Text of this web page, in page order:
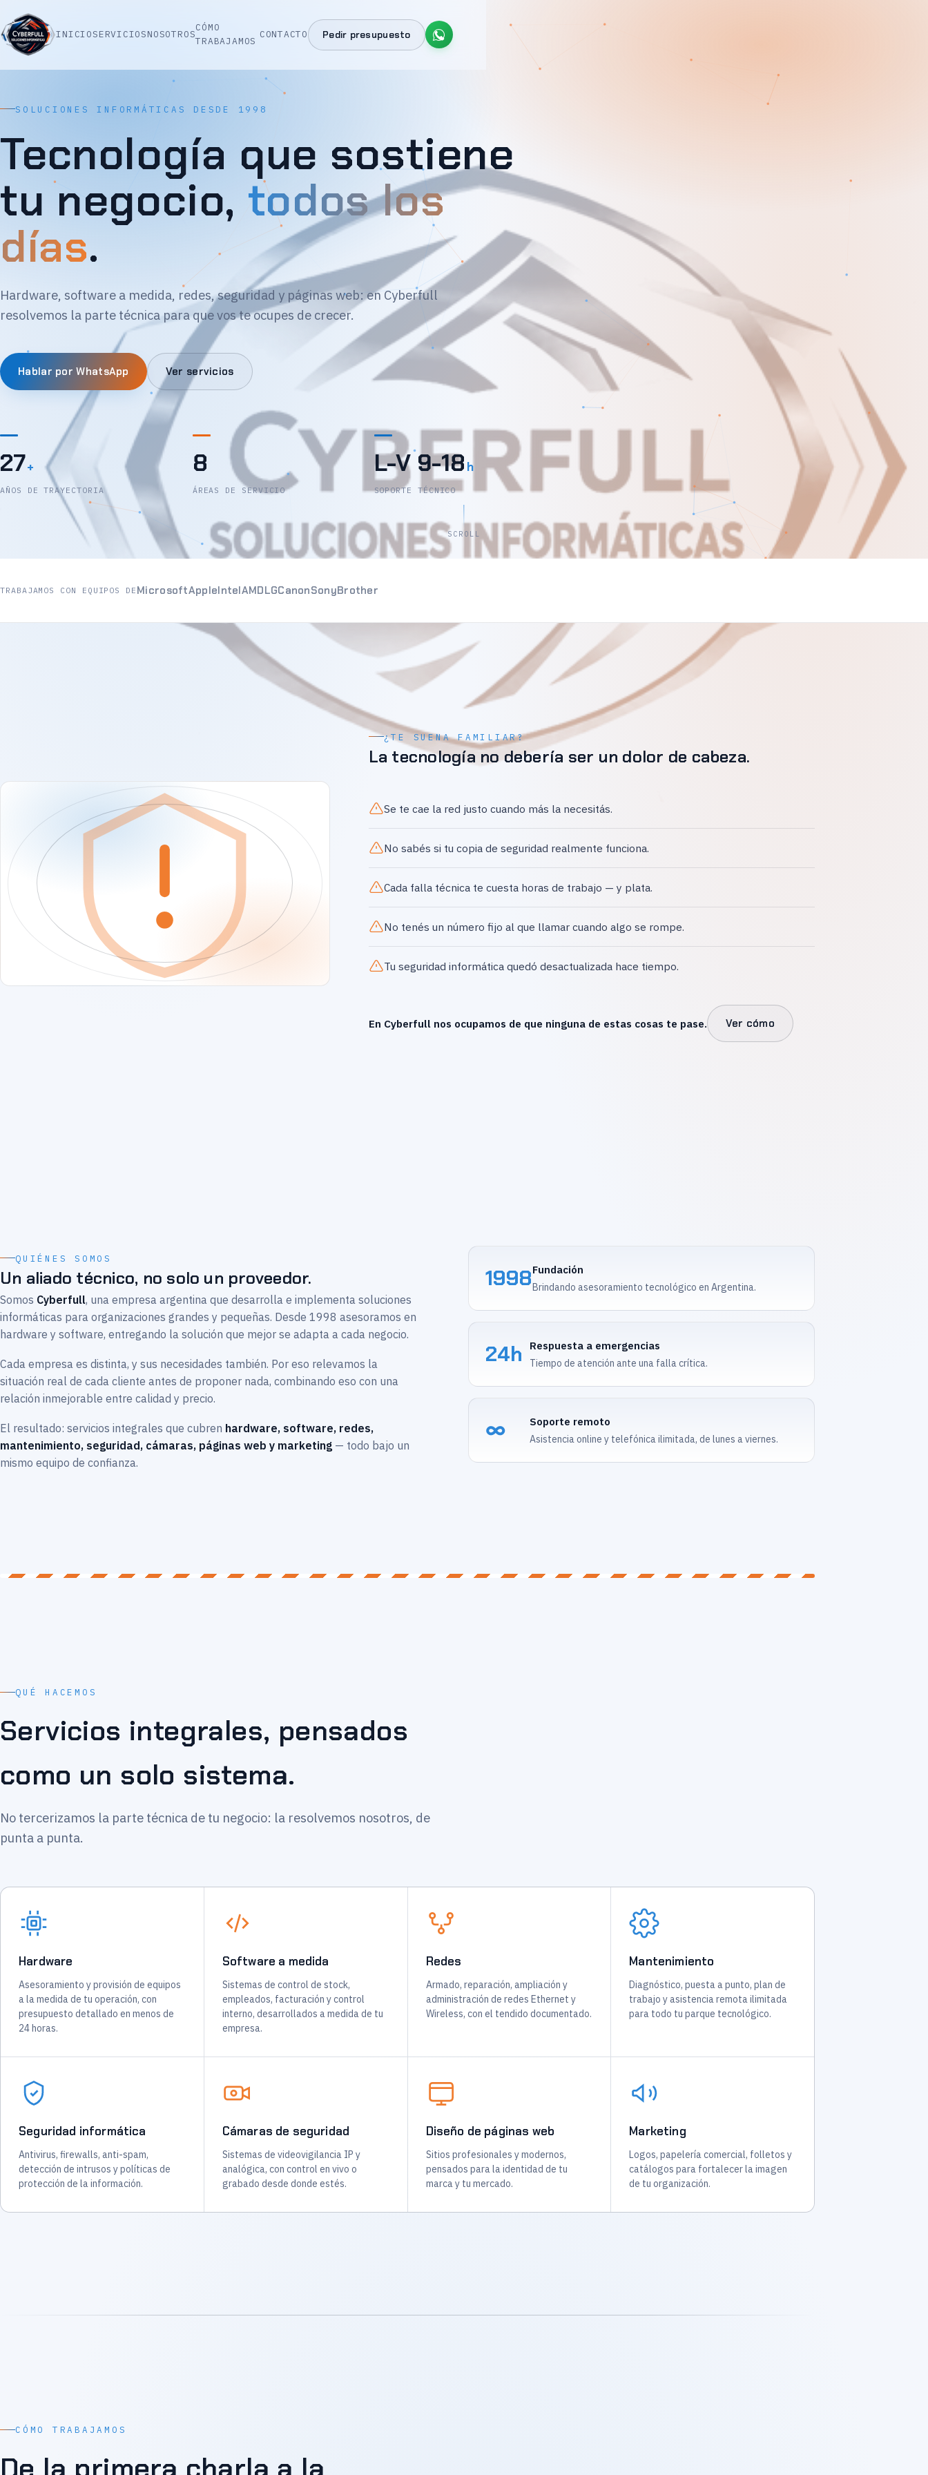
INICIOSERVICIOSNOSOTROS
CÓMO
TRABAJAMOS
CONTACTO Pedir presupuesto
SOLUCIONES INFORMÁTICAS DESDE 1998
Tecnología que sostiene
tu negocio, todos los
días.
Hardware, software a medida, redes, seguridad y páginas web: en Cyberfull
resolvemos la parte técnica para que vos te ocupes de crecer.
Hablar por WhatsApp Ver servicios
27+
AÑOS DE TRAYECTORIA
8
ÁREAS DE SERVICIO
L-V 9-18 h
SOPORTE TÉCNICO
SCROLL
TRABAJAMOS CON EQUIPOS DE MicrosoftAppleIntelAMDLGCanonSonyBrother
¿TE SUENA FAMILIAR?
La tecnología no debería ser un dolor de cabeza.
Se te cae la red justo cuando más la necesitás.
No sabés si tu copia de seguridad realmente funciona.
Cada falla técnica te cuesta horas de trabajo — y plata.
No tenés un número fijo al que llamar cuando algo se rompe.
Tu seguridad informática quedó desactualizada hace tiempo.
En Cyberfull nos ocupamos de que ninguna de estas cosas te pase. Ver cómo
QUIÉNES SOMOS
Un aliado técnico, no solo un proveedor.
Somos Cyberfull, una empresa argentina que desarrolla e implementa soluciones
informáticas para organizaciones grandes y pequeñas. Desde 1998 asesoramos en
hardware y software, entregando la solución que mejor se adapta a cada negocio.
Cada empresa es distinta, y sus necesidades también. Por eso relevamos la
situación real de cada cliente antes de proponer nada, combinando eso con una
relación inmejorable entre calidad y precio.
El resultado: servicios integrales que cubren hardware, software, redes,
mantenimiento, seguridad, cámaras, páginas web y marketing — todo bajo un
mismo equipo de confianza.
1998Fundación
Brindando asesoramiento tecnológico en Argentina.
24h Respuesta a emergencias
Tiempo de atención ante una falla crítica.
∞ Soporte remoto
Asistencia online y telefónica ilimitada, de lunes a viernes.
QUÉ HACEMOS
Servicios integrales, pensados
como un solo sistema.
No tercerizamos la parte técnica de tu negocio: la resolvemos nosotros, de
punta a punta.
Hardware
Asesoramiento y provisión de equipos
a la medida de tu operación, con
presupuesto detallado en menos de
24 horas.
Software a medida
Sistemas de control de stock,
empleados, facturación y control
interno, desarrollados a medida de tu
empresa.
Redes
Armado, reparación, ampliación y
administración de redes Ethernet y
Wireless, con el tendido documentado.
Mantenimiento
Diagnóstico, puesta a punto, plan de
trabajo y asistencia remota ilimitada
para todo tu parque tecnológico.
Seguridad informática
Antivirus, firewalls, anti-spam,
detección de intrusos y políticas de
protección de la información.
Cámaras de seguridad
Sistemas de videovigilancia IP y
analógica, con control en vivo o
grabado desde donde estés.
Diseño de páginas web
Sitios profesionales y modernos,
pensados para la identidad de tu
marca y tu mercado.
Marketing
Logos, papelería comercial, folletos y
catálogos para fortalecer la imagen
de tu organización.
CÓMO TRABAJAMOS